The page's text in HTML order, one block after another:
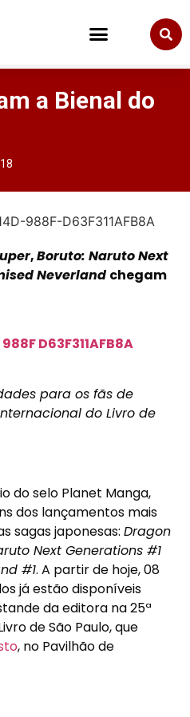
a Bienal do
,Boruto: Naruto Next
Neverland chegam
para os fãs de
do Livro de
do selo Planet Manga,
dos lançamentos mais
sagas japonesas:Dragon
Next Generations #1
#1. A partir de hoje, 08
já estão disponíveis
da editora na 25ª
de São Paulo, que
, no Pavilhão de